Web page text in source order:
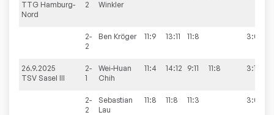
TTG Hamburg-
Nord
2
Winkler
2-
2
Ben Kröger 11:9 13:11 11:8 3:0
26.9.2025
TSV Sasel III
2-
1
Wei-Huan
Chih
11:4 14:12 9:11 11:8 3:1
2-
2
Sebastian
Lau
11:8 11:8 11:3 3:0